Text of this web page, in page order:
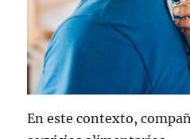
En este contexto,